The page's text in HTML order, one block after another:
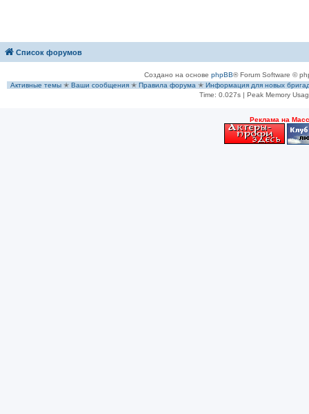
Список форумов
Создано на основе phpBB® Forum Software ©
Активные темы ✭ Ваши сообщения ✭ Правила форума ✭ Информация для новых
Time: 0.027s| Peak Memory
Рeклама на